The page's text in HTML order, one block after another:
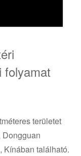
folyamat
területet
Kínában található.